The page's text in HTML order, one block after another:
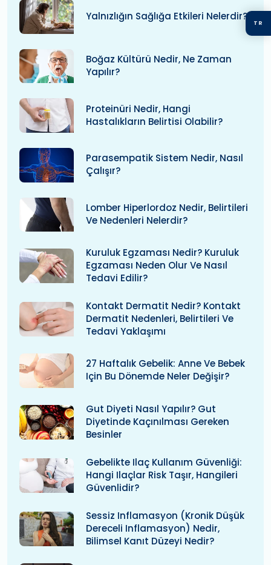
TR
Yalnızlığın Sağlığa Etkileri Nelerdir?
Boğaz Kültürü Nedir, Ne Zaman
Yapılır?
Proteinüri Nedir, Hangi
Hastalıkların Belirtisi Olabilir?
Parasempatik Sistem Nedir, Nasıl
Çalışır?
Lomber Hiperlordoz Nedir, Belirtileri
Ve Nedenleri Nelerdir?
Kuruluk Egzaması Nedir? Kuruluk
Egzaması Neden Olur Ve Nasıl
Tedavi Edilir?
Kontakt Dermatit Nedir? Kontakt
Dermatit Nedenleri, Belirtileri Ve
Tedavi Yaklaşımı
27 Haftalık Gebelik: Anne Ve Bebek
Için Bu Dönemde Neler Değişir?
Gut Diyeti Nasıl Yapılır? Gut
Diyetinde Kaçınılması Gereken
Besinler
Gebelikte Ilaç Kullanım Güvenliği:
Hangi Ilaçlar Risk Taşır, Hangileri
Güvenlidir?
Sessiz Inflamasyon (kronik Düşük
Dereceli Inflamasyon) Nedir,
Bilimsel Kanıt Düzeyi Nedir?